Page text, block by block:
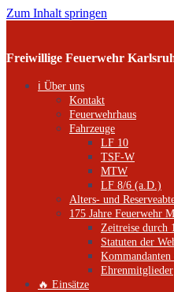
Zum Inhalt springen
Freiwillige Feuerwehr
ℹ️ Über uns
Kontakt
Feuerwehrhaus
Fahrzeuge
LF 10
TSF-W
MTW
LF 8/6 (a.D.)
Alters- und
175 Jahre Feuerwehr
Zeitreise durch
Statuten der
Kommandanten
Ehrenmitglieder
🔥 Einsätze